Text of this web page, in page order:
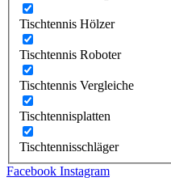
Tischtennis Hölzer
Tischtennis Roboter
Tischtennis Vergleiche
Tischtennisplatten
Tischtennisschläger
Facebook Instagram